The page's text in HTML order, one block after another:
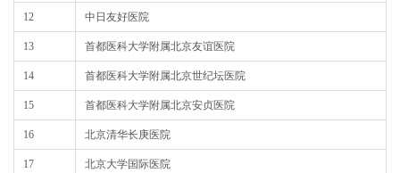
12 中日友好医院
13 首都医科大学附属北京友谊医院
14 首都医科大学附属北京世纪坛医院
15 首都医科大学附属北京安贞医院
16 北京清华长庚医院
17 北京大学国际医院